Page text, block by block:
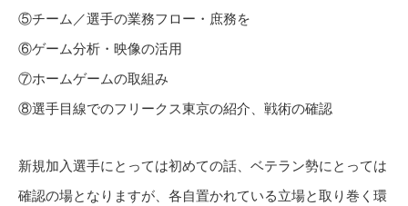
⑤チーム／選手の業務フロー・庶務を
⑥ゲーム分析・映像の活用
⑦ホームゲームの取組み
⑧選手目線でのフリークス東京の紹介、戦術の確認
新規加入選手にとっては初めての話、ベテラン勢にとっては
確認の場となりますが、各自置かれている立場と取り巻く環